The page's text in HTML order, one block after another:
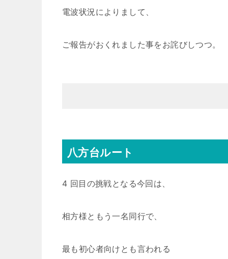
電波状況によりまして、
ご報告がおくれました事をお詫びしつつ。
八方台ルート
4 回目の挑戦となる今回は、
相方様ともう一名同行で、
最も初心者向けとも言われる